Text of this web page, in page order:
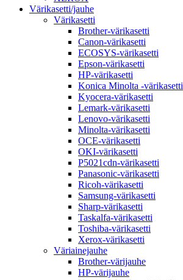
Värikasetti/jauhe
Värikasetti
Brother-värikasetti
Canon-värikasetti
ECOSYS-värikasetti
Epson-värikasetti
HP-värikasetti
Konica Minolta -värikasetti
Kyocera-värikasetti
Lemark-värikasetti
Lenovo-värikasetti
Minolta-värikasetti
OCE-värikasetti
OKI-värikasetti
P5021cdn-värikasetti
Panasonic-värikasetti
Ricoh-värikasetti
Samsung-värikasetti
Sharp-värikasetti
Taskalfa-värikasetti
Toshiba-värikasetti
Xerox-värikasetti
Väriainejauhe
Brother-värijauhe
HP-värijauhe